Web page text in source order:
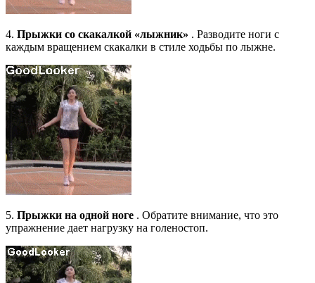
4. Прыжки со скакалкой «лыжник» . Разводите ноги с
каждым вращением скакалки в стиле ходьбы по лыжне.
5. Прыжки на одной ноге . Обратите внимание, что это
упражнение дает нагрузку на голеностоп.